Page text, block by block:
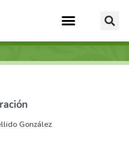
González